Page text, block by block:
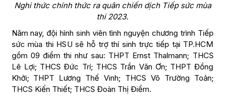
Nghi thức chính thức ra quân chiến dịch Tiếp sức mùa
thi 2023.
Năm nay, đội hình sinh viên tình nguyện chương trình Tiếp
sức mùa thi HSU sẽ hỗ trợ thí sinh trực tiếp tại TP.HCM
gồm 09 điểm thi như sau: THPT Ernst Thalmann; THCS
Lê Lợi; THCS Đức Trí; THCS Trần Văn Ơn; THPT Đồng
Khởi; THPT Lương Thế Vinh; THCS Võ Trường Toản;
THCS Kiến Thiết; THCS Đoàn Thị Điểm.